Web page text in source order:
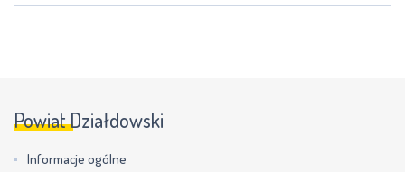
Powiat Działdowski
Informacje ogólne